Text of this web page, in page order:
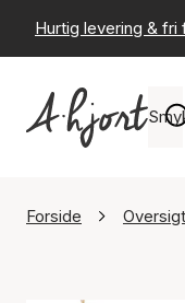
Hurtig levering & fri
Forside